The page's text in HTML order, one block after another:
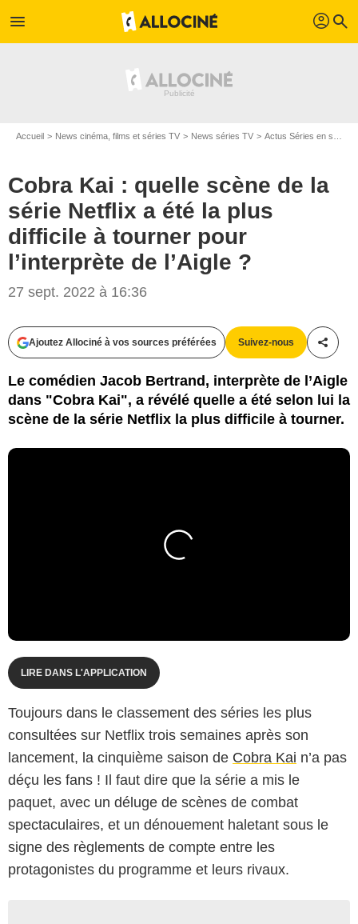
menu profil search
Accueil News cinéma, films et séries TV News séries TV Actus Séries en streaming
Cobra Kai : quelle scène de la
série Netflix a été la plus
difficile à tourner pour
l’interprète de l’Aigle ?
27 sept. 2022 à 16:36
Ajoutez Allociné à vos sources préférées Suivez-nous
Le comédien Jacob Bertrand, interprète de l’Aigle
dans "Cobra Kai", a révélé quelle a été selon lui la
scène de la série Netflix la plus difficile à tourner.
LIRE DANS L'APPLICATION
Toujours dans le classement des séries les plus
consultées sur Netflix trois semaines après son
lancement, la cinquième saison de Cobra Kai n’a pas
déçu les fans ! Il faut dire que la série a mis le
paquet, avec un déluge de scènes de combat
spectaculaires, et un dénouement haletant sous le
signe des règlements de compte entre les
protagonistes du programme et leurs rivaux.